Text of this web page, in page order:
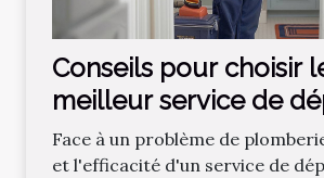
Conseils pour choisir
meilleur service de
plomberie
Face à un problème de
et l'efficacité d'un service de